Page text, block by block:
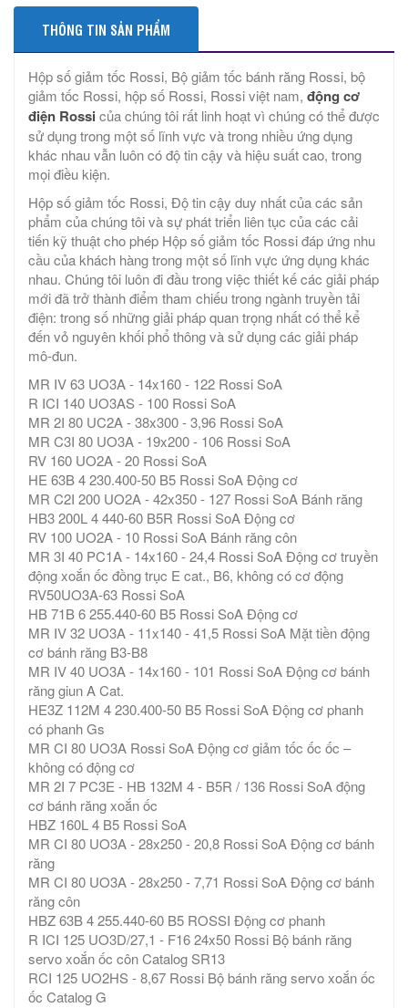
THÔNG TIN SẢN PHẨM
Hộp số giảm tốc Rossi, Bộ giảm tốc bánh răng Rossi, bộ
giảm tốc Rossi, hộp số Rossi, Rossi việt nam, động cơ
điện Rossi của chúng tôi rất linh hoạt vì chúng có thể được
sử dụng trong một số lĩnh vực và trong nhiều ứng dụng
khác nhau vẫn luôn có độ tin cậy và hiệu suất cao, trong
mọi điều kiện.
Hộp số giảm tốc Rossi, Độ tin cậy duy nhất của các sản
phẩm của chúng tôi và sự phát triển liên tục của các cải
tiến kỹ thuật cho phép Hộp số giảm tốc Rossi đáp ứng nhu
cầu của khách hàng trong một số lĩnh vực ứng dụng khác
nhau. Chúng tôi luôn đi đầu trong việc thiết kế các giải pháp
mới đã trở thành điểm tham chiếu trong ngành truyền tải
điện: trong số những giải pháp quan trọng nhất có thể kể
đến vỏ nguyên khối phổ thông và sử dụng các giải pháp
mô-đun.
MR IV 63 UO3A - 14x160 - 122 Rossi SoA
R ICI 140 UO3AS - 100 Rossi SoA
MR 2I 80 UC2A - 38x300 - 3,96 Rossi SoA
MR C3I 80 UO3A - 19x200 - 106 Rossi SoA
RV 160 UO2A - 20 Rossi SoA
HE 63B 4 230.400-50 B5 Rossi SoA Động cơ
MR C2I 200 UO2A - 42x350 - 127 Rossi SoA Bánh răng
HB3 200L 4 440-60 B5R Rossi SoA Động cơ
RV 100 UO2A - 10 Rossi SoA Bánh răng côn
MR 3I 40 PC1A - 14x160 - 24,4 Rossi SoA Động cơ truyền
động xoắn ốc đồng trục E cat., B6, không có cơ động
RV50UO3A-63 Rossi SoA
HB 71B 6 255.440-60 B5 Rossi SoA Động cơ
MR IV 32 UO3A - 11x140 - 41,5 Rossi SoA Mặt tiền động
cơ bánh răng B3-B8
MR IV 40 UO3A - 14x160 - 101 Rossi SoA Động cơ bánh
răng giun A Cat.
HE3Z 112M 4 230.400-50 B5 Rossi SoA Động cơ phanh
có phanh Gs
MR CI 80 UO3A Rossi SoA Động cơ giảm tốc ốc ốc –
không có động cơ
MR 2I 7 PC3E - HB 132M 4 - B5R / 136 Rossi SoA động
cơ bánh răng xoắn ốc
HBZ 160L 4 B5 Rossi SoA
MR CI 80 UO3A - 28x250 - 20,8 Rossi SoA Động cơ bánh
răng
MR CI 80 UO3A - 28x250 - 7,71 Rossi SoA Động cơ bánh
răng côn
HBZ 63B 4 255.440-60 B5 ROSSI Động cơ phanh
R ICI 125 UO3D/27,1 - F16 24x50 Rossi Bộ bánh răng
servo xoắn ốc côn Catalog SR13
RCI 125 UO2HS - 8,67 Rossi Bộ bánh răng servo xoắn ốc
ốc Catalog G